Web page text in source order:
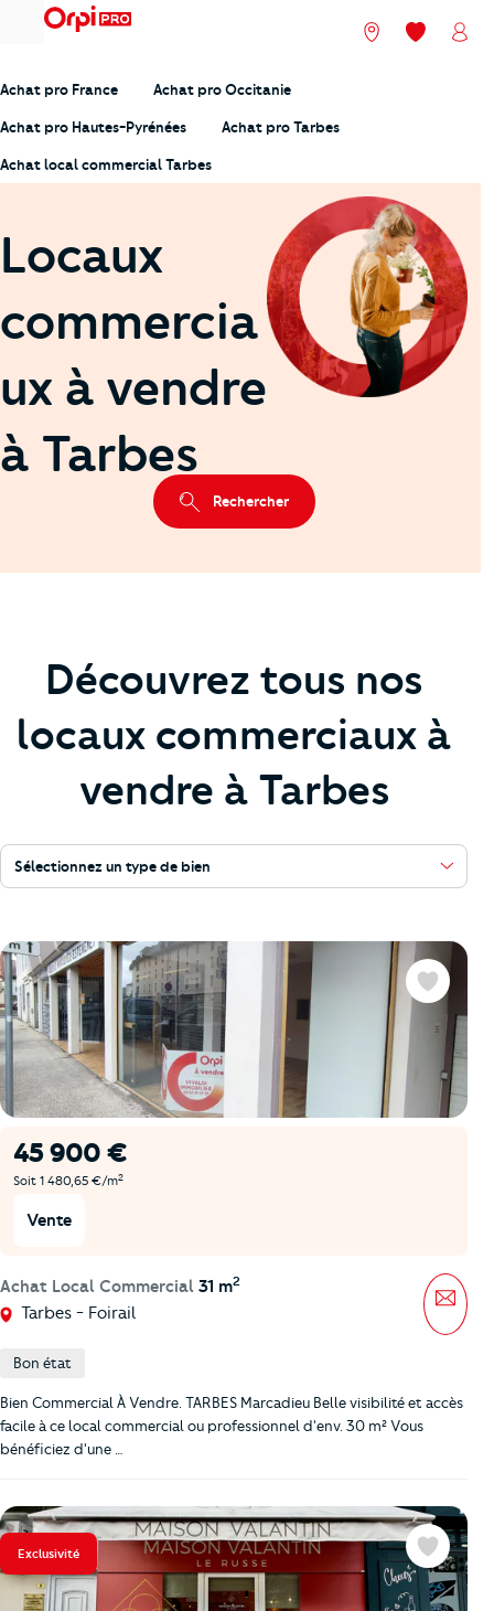
menu Nos agences
Mes
Achat pro France Achat pro Occitanie
Achat pro Hautes-Pyrénées Achat pro Tarbes
Achat local commercial Tarbes
Locaux
commercia
ux à vendre
à Tarbes
Rechercher
Découvrez tous nos
locaux commerciaux à
vendre à Tarbes
Sélectionnez un type de bien
45 900 €
Soit 1 480,65 €/m2
Vente
Achat Local Commercial 31 m2
Tarbes - Foirail
Favoris
Bon état
Bien Commercial À Vendre. TARBES Marcadieu Belle visibilité et accès
facile à ce local commercial ou professionnel d'env. 30 m² Vous
bénéficiez d'une …
Exclusivité Favoris